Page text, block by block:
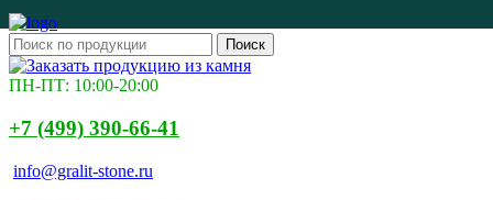
Поиск
ПН-ПТ: 10:00-20:00
+7 (499) 390-66-41
info@gralit-stone.ru